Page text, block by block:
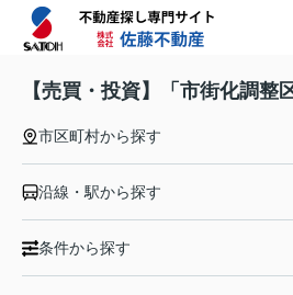
【売買・投資】「市街化調整
市区町村から探す
沿線・駅から探す
条件から探す